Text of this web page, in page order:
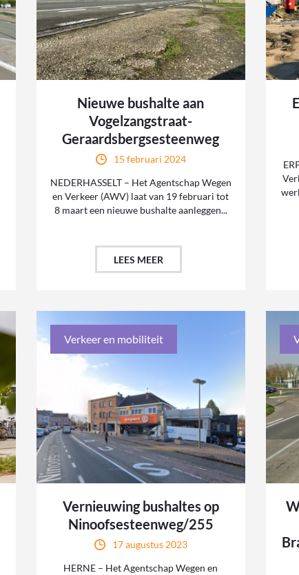
Nieuwe bushalte aan
Vogelzangstraat-
Geraardsbergsesteenweg
15 februari 2024
NEDERHASSELT – Het Agentschap Wegen
en Verkeer (AWV) laat van 19 februari tot
8 maart een nieuwe bushalte aanleggen...
LEES MEER
Verkeer en mobiliteit
Vernieuwing bushaltes op
Ninoofsesteenweg/255
17 augustus 2023
HERNE – Het Agentschap Wegen en